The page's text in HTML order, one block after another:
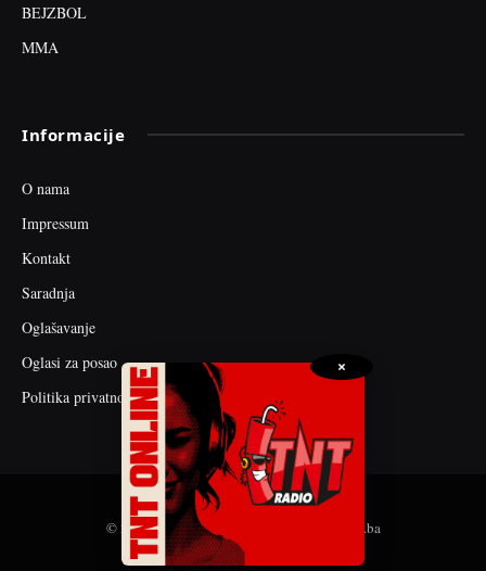
BEJZBOL
MMA
Informacije
O nama
Impressum
Kontakt
Saradnja
Oglašavanje
Oglasi za posao
Politika privatnosti
© 2026 web dizajn i seo optimizacija by tnt.ba
×